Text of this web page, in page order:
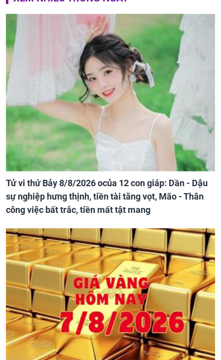
Tử vi thứ Bảy 8/8/2026 ocủa 12 con giáp: Dần - Dậu
sự nghiệp hưng thịnh, tiền tài tăng vọt, Mão - Thân
công việc bất trắc, tiền mất tật mang